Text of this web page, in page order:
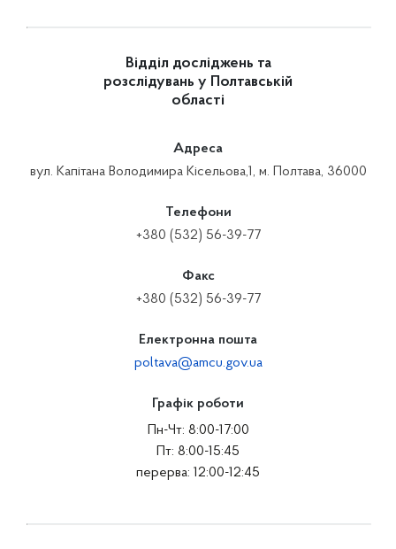
Відділ досліджень та
розслідувань у Полтавській
області
Адреса
вул. Капітана Володимира Кісельова,1, м. Полтава, 36000
Телефони
+380 (532) 56-39-77
Факс
+380 (532) 56-39-77
Електронна пошта
poltava@amcu.gov.ua
Графік роботи
Пн-Чт: 8:00-17:00
Пт: 8:00-15:45
перерва: 12:00-12:45